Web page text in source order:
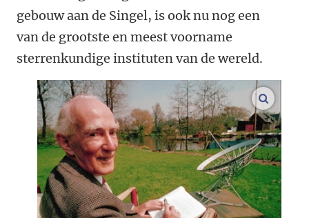
gebouw aan de Singel, is ook nu nog een
van de grootste en meest voorname
sterrenkundige instituten van de wereld.